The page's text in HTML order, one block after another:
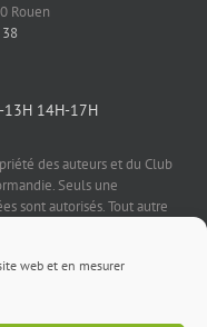
web et en mesurer
Rouen
13H 14H-17H
des auteurs et du Club
Seuls une
sont autorisés. Tout autre